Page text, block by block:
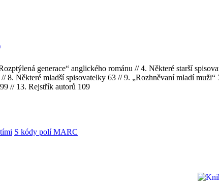
generace“ anglického románu // 4. Některé starší
8. Některé mladší spisovatelky 63 // 9. „Rozhněvaní mladí
// 13. Rejstřík autorů 109
S kódy polí MARC